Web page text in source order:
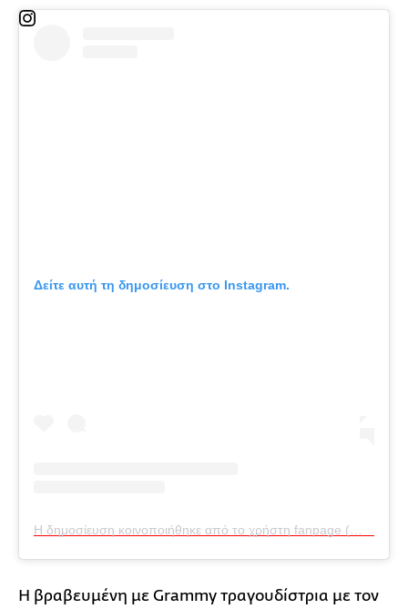
Δείτε αυτή τη δημοσίευση στο Instagram.
Η βραβευμένη με Grammy τραγουδίστρια με τον